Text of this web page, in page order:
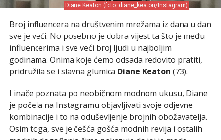
Diane Keaton (foto: diane_keaton/Instagram)
Broj influencera na društvenim mrežama iz dana u dan
sve je veći. No posebno je dobra vijest ta što je među
influencerima i sve veći broj ljudi u najboljim
godinama. Onima koje ćemo odsada redovito pratiti,
pridružila se i slavna glumica Diane Keaton (73).
I inače poznata po neobičnom modnom ukusu, Diane
je počela na Instagramu objavljivati svoje odjevne
kombinacije i to na oduševljenje brojnih obožavatelja.
Osim toga, sve je češća gošća modnih revija i ostalih